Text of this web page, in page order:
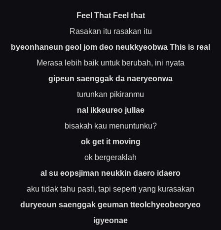
Feel That Feel that
Rasakan itu rasakan itu
byeonhaneun geol jom deo neukkyeobwa This is real
Merasa lebih baik untuk berubah, ini nyata
gipeun saenggak da naeryeonwa
turunkan pikiranmu
nal ikkeureo jullae
bisakah kau menuntunku?
ok get it moving
ok bergeraklah
al su eopsjiman neukkin daero idaero
aku tidak tahu pasti, tapi seperti yang kurasakan
duryeoun saenggak geuman tteolchyeobeoryeo
igyeonae